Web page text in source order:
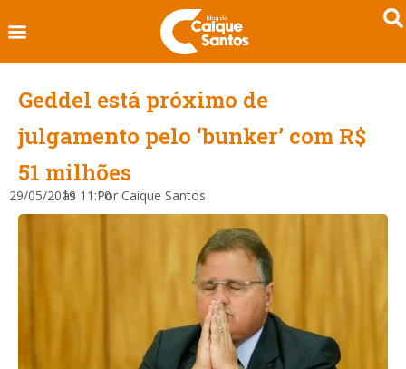
Geddel está próximo de
julgamento pelo ‘bunker’ com R$
51 milhões
29/05/2019
às 11:10
Por Caique Santos